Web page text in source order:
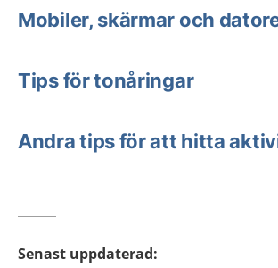
Mobiler, skärmar och
Tips för tonåringar
Andra tips för att hitta
Senast uppdaterad: